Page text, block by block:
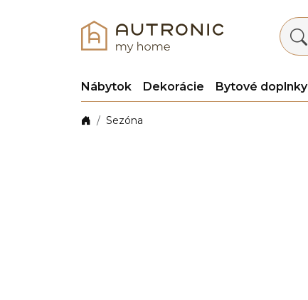
Nábytok Dekorácie Bytové doplnky
Sezóna